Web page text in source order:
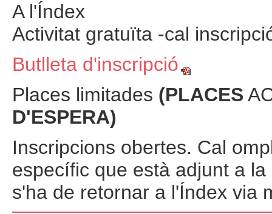
A l'Índex
Activitat gratuïta -cal
Butlleta d'inscripció
Places limitades (PLACES
D'ESPERA)
Inscripcions obertes. Cal
específic que està adjunt a
s'ha de retornar a l'Índex via